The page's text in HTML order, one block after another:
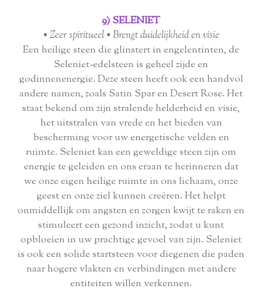
9) SELENIET
• Zeer spiritueel • Brengt duidelijkheid en visie
Een heilige steen die glinstert in engelentinten, de
Seleniet-edelsteen is geheel zijde en
godinnenenergie. Deze steen heeft ook een handvol
andere namen, zoals Satin Spar en Desert Rose. Het
staat bekend om zijn stralende helderheid en visie,
het uitstralen van vrede en het bieden van
bescherming voor uw energetische velden en
ruimte. Seleniet kan een geweldige steen zijn om
energie te geleiden en ons eraan te herinneren dat
we onze eigen heilige ruimte in ons lichaam, onze
geest en onze ziel kunnen creëren. Het helpt
onmiddellijk om angsten en zorgen kwijt te raken en
stimuleert een gezond inzicht, zodat u kunt
opbloeien in uw prachtige gevoel van zijn. Seleniet
is ook een solide startsteen voor diegenen die paden
naar hogere vlakten en verbindingen met andere
entiteiten willen verkennen.